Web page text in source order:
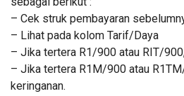
– Cek struk pembayaran
– Lihat pada kolom Tarif/Daya
– Jika tertera R1/900 atau RIT/
– Jika tertera R1M/900 atau
keringanan.